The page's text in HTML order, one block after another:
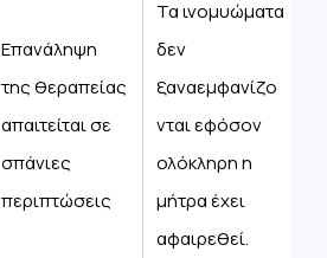
Επανάληψη
της θεραπείας
απαιτείται σε
σπάνιες
περιπτώσεις
Τα ινομυώματα
δεν
ξαναεμφανίζο
νται εφόσον
ολόκληρη η
μήτρα έχει
αφαιρεθεί.